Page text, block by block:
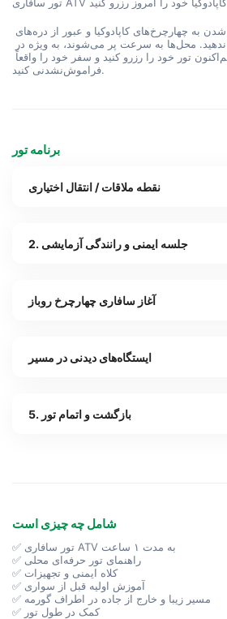
فراموش‌نشدنی کنید.
برنامه تور
نقطه ملاقات / انتقال اختیاری
2. جلسه ایمنی و رانندگی آزمایشی
آغاز سافاری چهارچرخ روباز
ایستگاه‌های دیدنی در مسیر
5. بازگشت و اتمام تور
شامل چه چیزی است
✅ تور سافاری ATV به مدت ۱ ساعت
✅ راهنمای تور حرفه‌ای محلی
✅ کلاه ایمنی و تجهیزات
✅ آموزش اولیه قبل از سواری
✅ مسیر زیبا و خارج از جاده در اطراف گورمه
✅ کمک در طول تور